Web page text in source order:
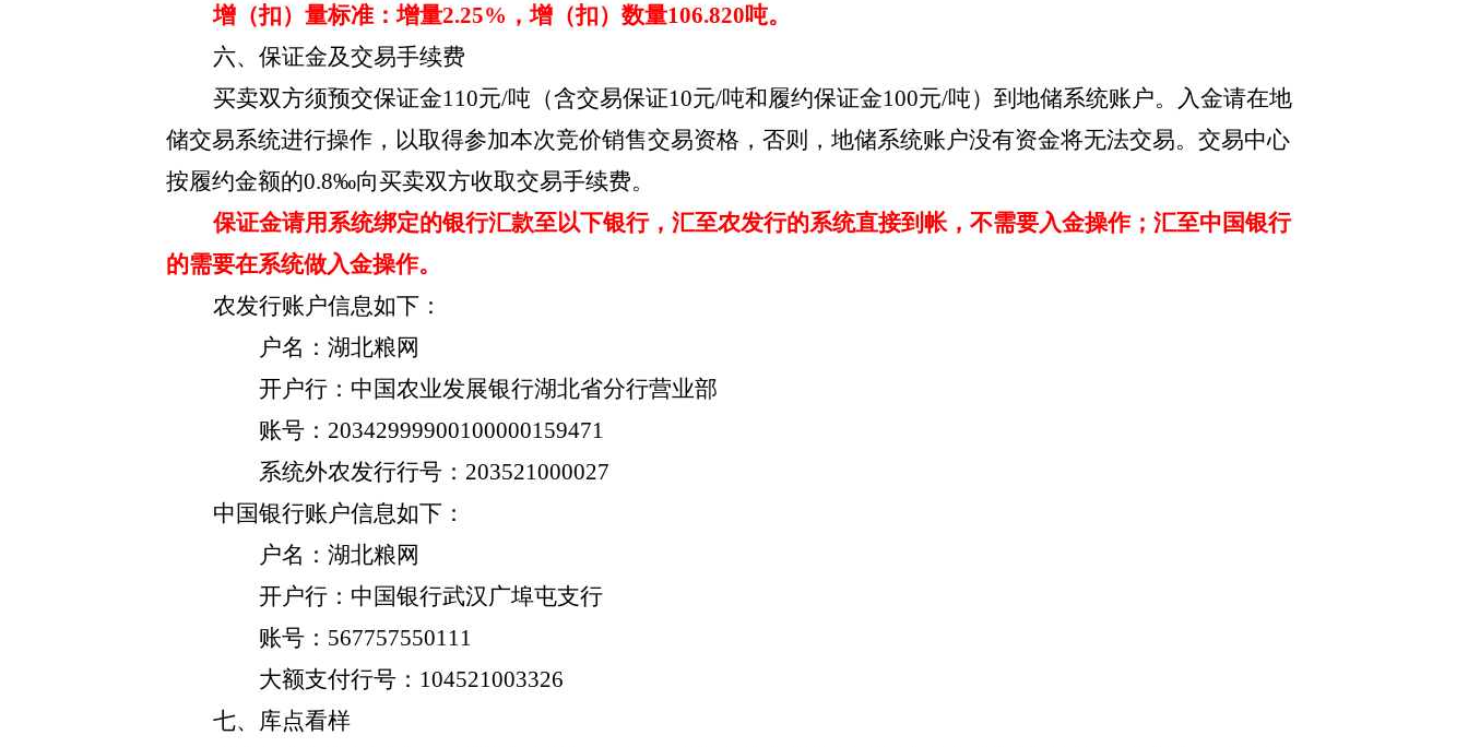
增（扣）量标准：增量2.25%，增（扣）数量106.820吨。
六、保证金及交易手续费
买卖双方须预交保证金110元/吨（含交易保证10元/吨和履约保证金100元/吨）到地储系统账户。入金请在地
储交易系统进行操作，以取得参加本次竞价销售交易资格，否则，地储系统账户没有资金将无法交易。交易中心
按履约金额的0.8‰向买卖双方收取交易手续费。
保证金请用系统绑定的银行汇款至以下银行，汇至农发行的系统直接到帐，不需要入金操作；汇至中国银行
的需要在系统做入金操作。
农发行账户信息如下：
户名：湖北粮网
开户行：中国农业发展银行湖北省分行营业部
账号： 20342999900100000159471
系统外农发行行号： 203521000027
中国银行账户信息如下：
户名：湖北粮网
开户行：中国银行武汉广埠屯支行
账号： 567757550111
大额支付行号： 104521003326
七、库点看样